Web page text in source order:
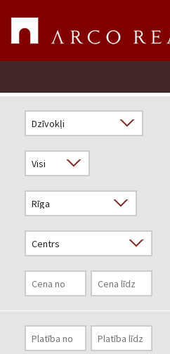
Novērtēt īpašumu
Uzņēmums
Pakalpojumi
Kontakti